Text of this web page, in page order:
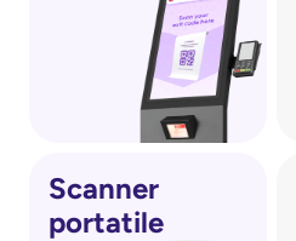
Scanner
portatile